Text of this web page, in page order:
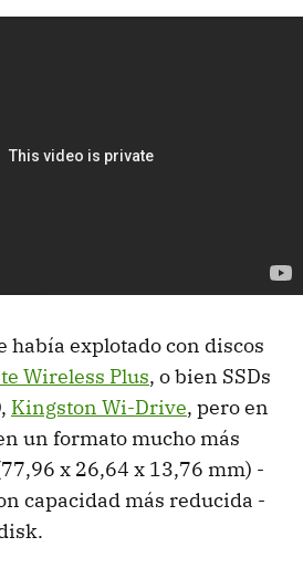
había explotado con discos
Wireless Plus, o bien SSDs
Kingston Wi-Drive, pero en
un formato mucho más
x 26,64 x 13,76 mm) -
capacidad más reducida -